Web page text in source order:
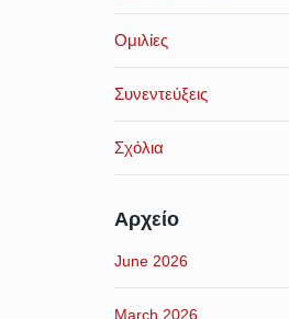
Ομιλίες
Συνεντεύξεις
Σχόλια
Αρχείο
June 2026
March 2026